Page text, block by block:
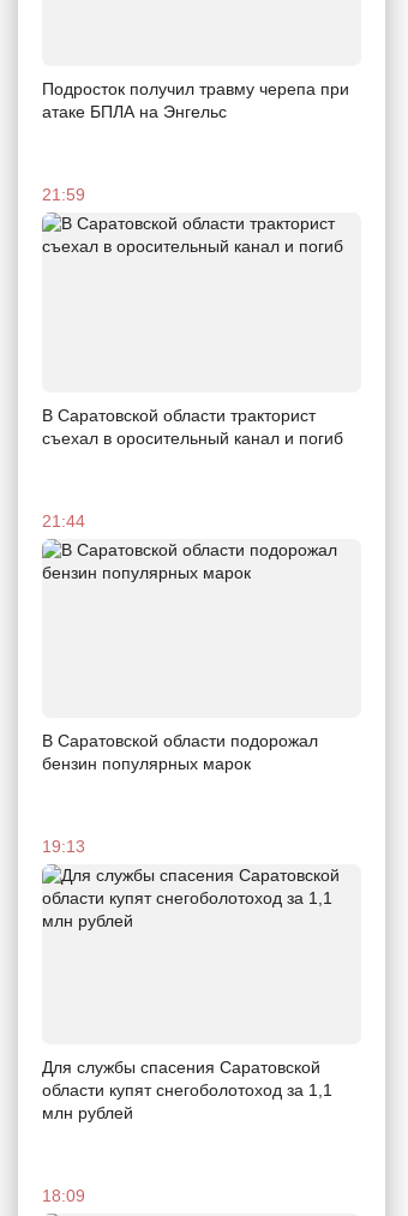
Подросток получил травму черепа при
атаке БПЛА на Энгельс
21:59
В Саратовской области тракторист
съехал в оросительный канал и погиб
21:44
В Саратовской области подорожал
бензин популярных марок
19:13
Для службы спасения Саратовской
области купят снегоболотоход за 1,1
млн рублей
18:09